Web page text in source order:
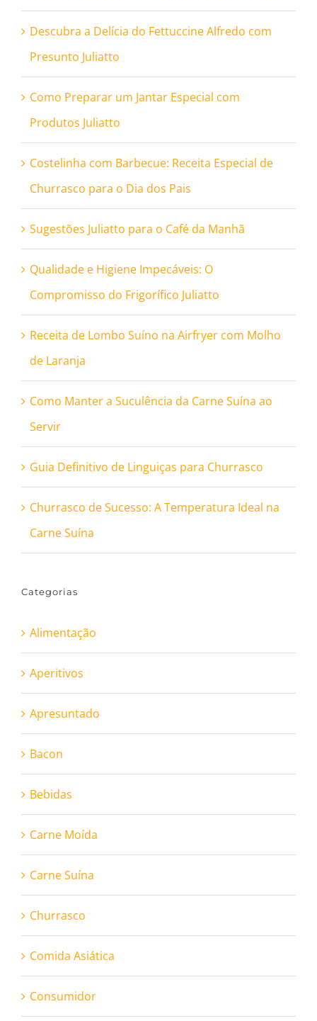
Descubra a Delícia do Fettuccine Alfredo com
Presunto Juliatto
Como Preparar um Jantar Especial com
Produtos Juliatto
Costelinha com Barbecue: Receita Especial de
Churrasco para o Dia dos Pais
Sugestões Juliatto para o Café da Manhã
Qualidade e Higiene Impecáveis: O
Compromisso do Frigorífico Juliatto
Receita de Lombo Suíno na Airfryer com Molho
de Laranja
Como Manter a Suculência da Carne Suína ao
Servir
Guia Definitivo de Linguiças para Churrasco
Churrasco de Sucesso: A Temperatura Ideal na
Carne Suína
Categorias
Alimentação
Aperitivos
Apresuntado
Bacon
Bebidas
Carne Moída
Carne Suína
Churrasco
Comida Asiática
Consumidor